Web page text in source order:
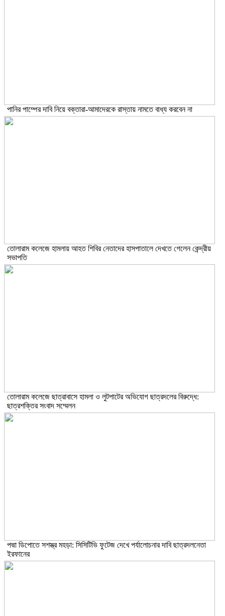
পানির পাম্পের দাবি নিয়ে বক্তারা-আমাদেরকে রাস্তায় নামতে বাধ্য করবেন না
তোলারাম কলেজে হামলায় আহত শিবির নেতাদের হাসপাতালে দেখতে গেলেন কেন্দ্রীয়
সভাপতি
তোলারাম কলেজে ছাত্রাবাসে হামলা ও লুটপাটের অভিযোগ ছাত্রদলের বিরুদ্ধে:
ছাত্রশক্তির সংবাদ সম্মেলন
পদ্মা ডিপোতে সশস্ত্র মহড়া: সিসিটিভি ফুটেজ দেখে পর্যালোচনার দাবি ছাত্রদলনেতা
ইরফানের